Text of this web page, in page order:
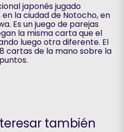
japonés jugado
la ciudad de Notocho, en
Es un juego de parejas
la misma carta que el
luego otra diferente. El
cartas de la mano sobre la
también